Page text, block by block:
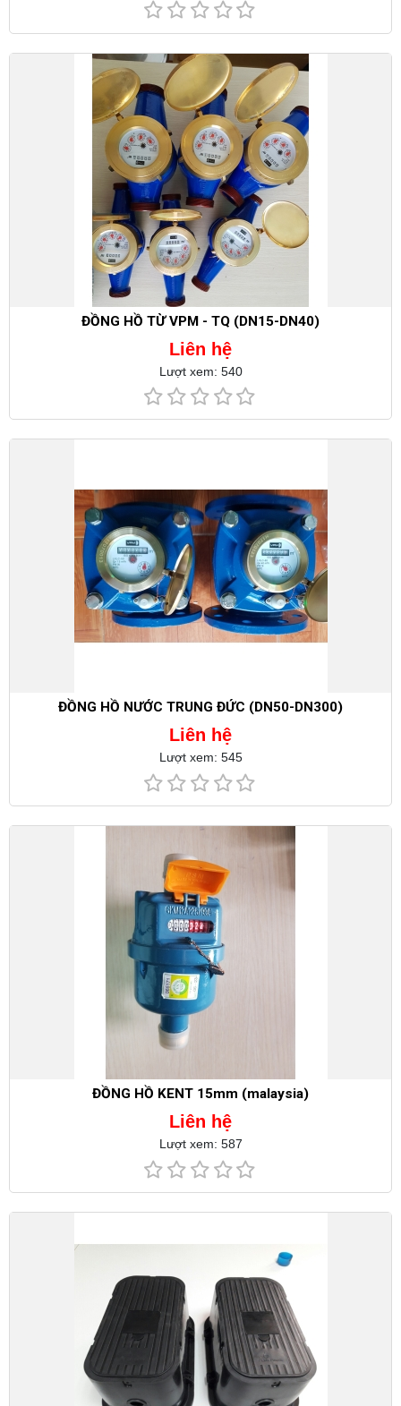
ĐỒNG HỒ TỪ VPM - TQ (DN15-DN40)
Liên hệ
Lượt xem: 540
ĐỒNG HỒ NƯỚC TRUNG ĐỨC (DN50-DN300)
Liên hệ
Lượt xem: 545
ĐỒNG HỒ KENT 15mm (malaysia)
Liên hệ
Lượt xem: 587